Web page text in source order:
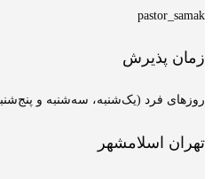
pastor_samak
زمان پذیرش
روزهای فرد (یک‌شنبه، سه‌شنبه و پنج‌شنبه) ساعت
تهران اسلامشهر